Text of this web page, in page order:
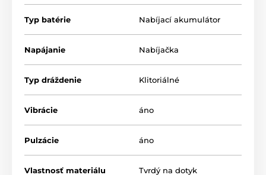
Typ batérie Nabíjací akumulátor
Napájanie Nabíjačka
Typ dráždenie Klitoriálné
Vibrácie áno
Pulzácie áno
Vlastnosť materiálu Tvrdý na dotyk